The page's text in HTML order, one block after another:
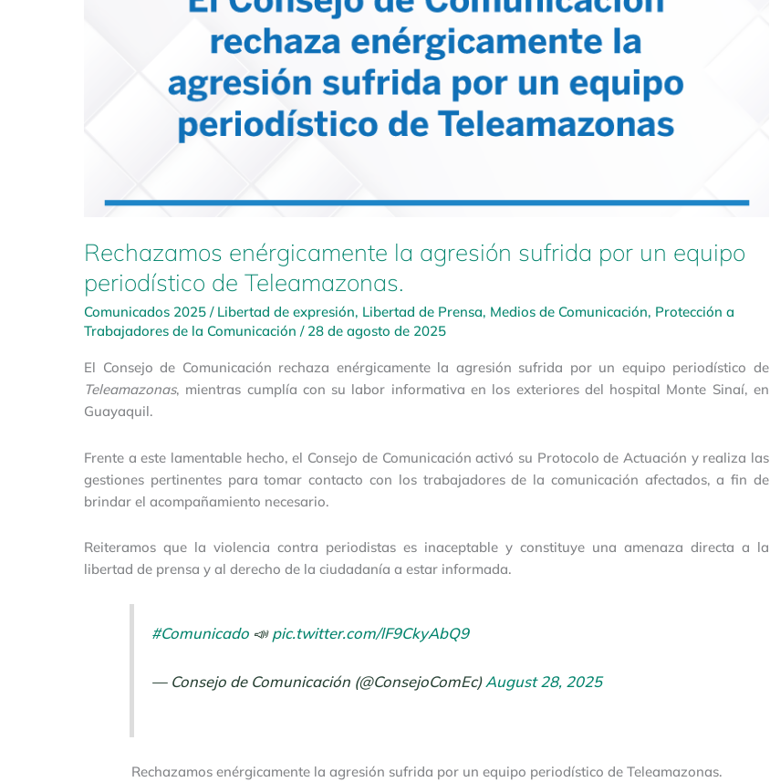
Rechazamos enérgicamente la agresión sufrida por un equipo
periodístico de Teleamazonas.
Comunicados 2025 / Libertad de expresión, Libertad de Prensa, Medios de Comunicación, Protección a
Trabajadores de la Comunicación / 28 de agosto de 2025
El Consejo de Comunicación rechaza enérgicamente la agresión sufrida por un equipo periodístico de
Teleamazonas, mientras cumplía con su labor informativa en los exteriores del hospital Monte Sinaí, en
Guayaquil.
Frente a este lamentable hecho, el Consejo de Comunicación activó su Protocolo de Actuación y realiza las
gestiones pertinentes para tomar contacto con los trabajadores de la comunicación afectados, a fin de
brindar el acompañamiento necesario.
Reiteramos que la violencia contra periodistas es inaceptable y constituye una amenaza directa a la
libertad de prensa y al derecho de la ciudadanía a estar informada.
#Comunicado 📣pic.twitter.com/lF9CkyAbQ9
— Consejo de Comunicación (@ConsejoComEc)August 28, 2025
Rechazamos enérgicamente la agresión sufrida por un equipo periodístico de Teleamazonas.